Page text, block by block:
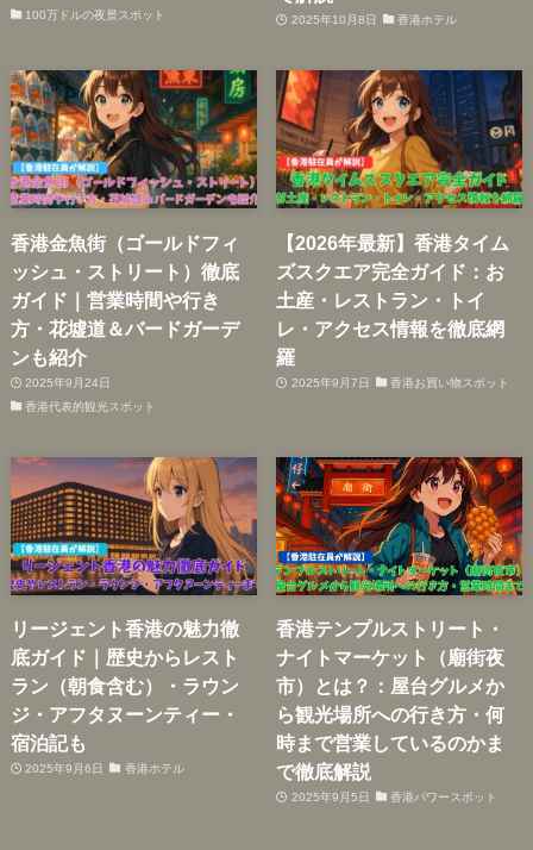
100万ドルの夜景スポット
2025年10月8日 香港ホテル
香港金魚街（ゴールドフィ
ッシュ・ストリート）徹底
ガイド｜営業時間や行き
方・花墟道＆バードガーデ
ンも紹介
2025年9月24日
香港代表的観光スポット
【2026年最新】香港タイム
ズスクエア完全ガイド：お
土産・レストラン・トイ
レ・アクセス情報を徹底網
羅
2025年9月7日 香港お買い物スポット
リージェント香港の魅力徹
底ガイド｜歴史からレスト
ラン（朝食含む）・ラウン
ジ・アフタヌーンティー・
宿泊記も
2025年9月6日 香港ホテル
香港テンプルストリート・
ナイトマーケット（廟街夜
市）とは？：屋台グルメか
ら観光場所への行き方・何
時まで営業しているのかま
で徹底解説
2025年9月5日 香港パワースポット